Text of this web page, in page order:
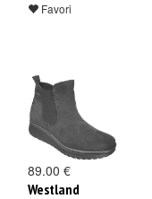
Favori
89.00 €
Westland